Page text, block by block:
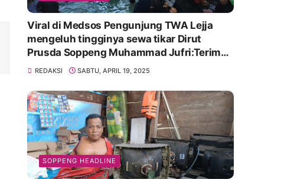
Viral di Medsos Pengunjung TWA Lejja
mengeluh tingginya sewa tikar Dirut
Prusda Soppeng Muhammad Jufri:Terima
kasih bu bantu Promosikan
REDAKSI SABTU, APRIL 19, 2025
SOPPENG HEADLINE